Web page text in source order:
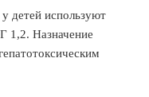
детей используют
1,2. Назначение